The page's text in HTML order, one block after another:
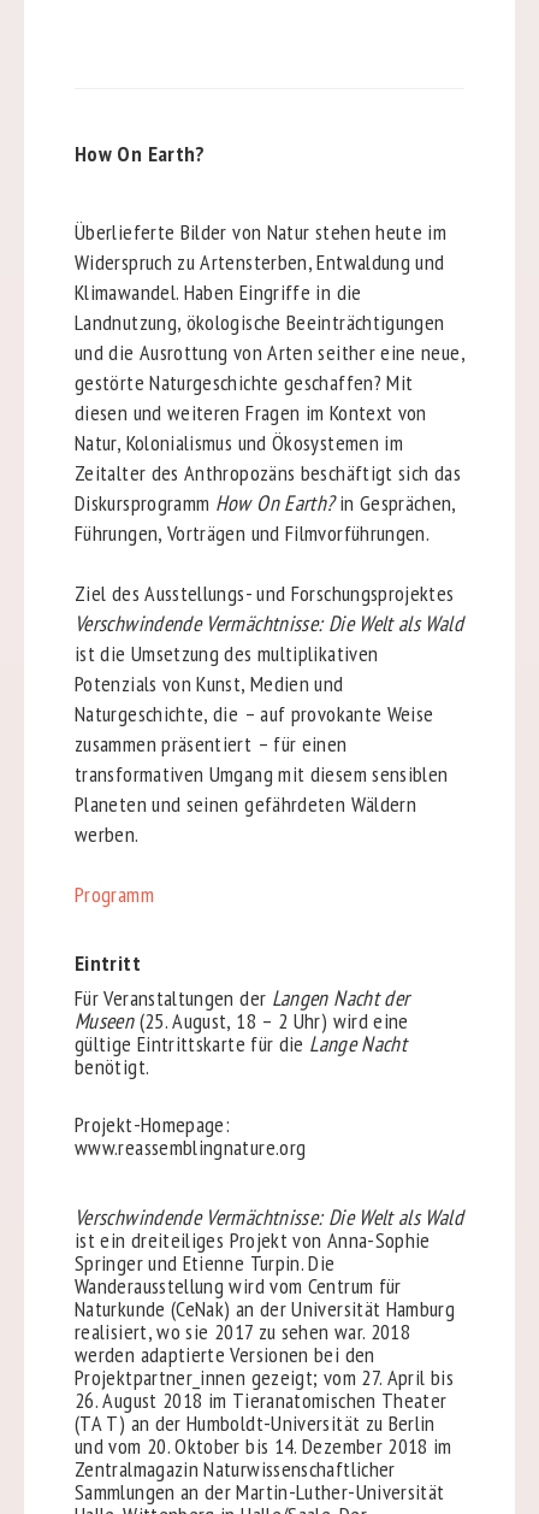
How On Earth?
Überlieferte Bilder von Natur stehen heute im
Widerspruch zu Artensterben, Entwaldung und
Klimawandel. Haben Eingriffe in die
Landnutzung, ökologische Beeinträchtigungen
und die Ausrottung von Arten seither eine neue,
gestörte Naturgeschichte geschaffen? Mit
diesen und weiteren Fragen im Kontext von
Natur, Kolonialismus und Ökosystemen im
Zeitalter des Anthropozäns beschäftigt sich das
Diskursprogramm How On Earth?in Gesprächen,
Führungen, Vorträgen und Filmvorführungen.
Ziel des Ausstellungs- und Forschungsprojektes
Verschwindende Vermächtnisse: Die Welt als Wald
ist die Umsetzung des multiplikativen
Potenzials von Kunst, Medien und
Naturgeschichte, die – auf provokante Weise
zusammen präsentiert – für einen
transformativen Umgang mit diesem sensiblen
Planeten und seinen gefährdeten Wäldern
werben.
Programm
Eintritt
Für Veranstaltungen der Langen Nacht der
Museen(25. August, 18 – 2 Uhr) wird eine
gültige Eintrittskarte für die Lange Nacht
benötigt.
Projekt-Homepage:
www.reassemblingnature.org
Verschwindende Vermächtnisse: Die Welt als Wald
ist ein dreiteiliges Projekt von Anna-Sophie
Springer und Etienne Turpin. Die
Wanderausstellung wird vom Centrum für
Naturkunde (CeNak) an der Universität Hamburg
realisiert, wo sie 2017 zu sehen war. 2018
werden adaptierte Versionen bei den
Projektpartner_innen gezeigt; vom 27. April bis
26. August 2018 im Tieranatomischen Theater
(TA T) an der Humboldt-Universität zu Berlin
und vom 20. Oktober bis 14. Dezember 2018 im
Zentralmagazin Naturwissenschaftlicher
Sammlungen an der Martin-Luther-Universität